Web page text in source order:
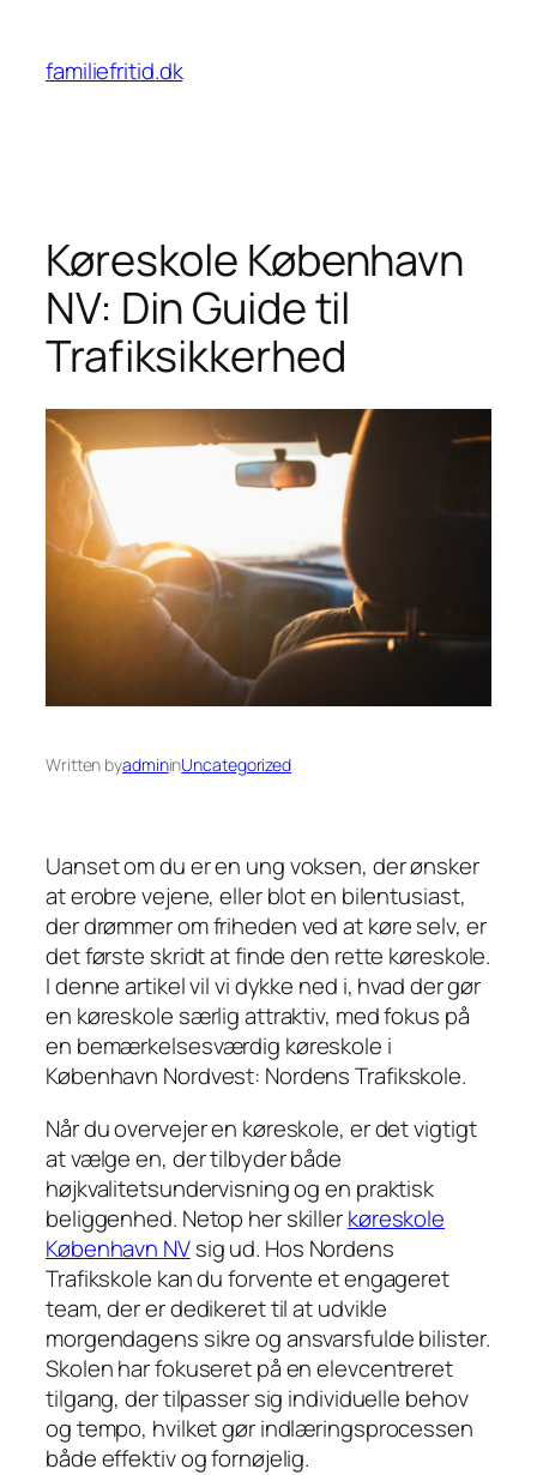
indhold
familiefritid.dk
Køreskole København
NV: Din Guide til
Trafiksikkerhed
Written byadmininUncategorized
Uanset om du er en ung voksen, der ønsker
at erobre vejene, eller blot en bilentusiast,
der drømmer om friheden ved at køre selv, er
det første skridt at finde den rette køreskole.
I denne artikel vil vi dykke ned i, hvad der gør
en køreskole særlig attraktiv, med fokus på
en bemærkelsesværdig køreskole i
København Nordvest: Nordens Trafikskole.
Når du overvejer en køreskole, er det vigtigt
at vælge en, der tilbyder både
højkvalitetsundervisning og en praktisk
beliggenhed. Netop her skillerkøreskole
København NVsig ud. Hos Nordens
Trafikskole kan du forvente et engageret
team, der er dedikeret til at udvikle
morgendagens sikre og ansvarsfulde bilister.
Skolen har fokuseret på en elevcentreret
tilgang, der tilpasser sig individuelle behov
og tempo, hvilket gør indlæringsprocessen
både effektiv og fornøjelig.